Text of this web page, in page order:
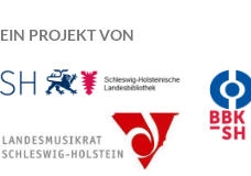
EIN PROJEKT VON